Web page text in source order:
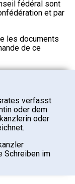
fédéral sont
et par
les documents
de ce
verfasst
oder dem
oder
Schreiben im